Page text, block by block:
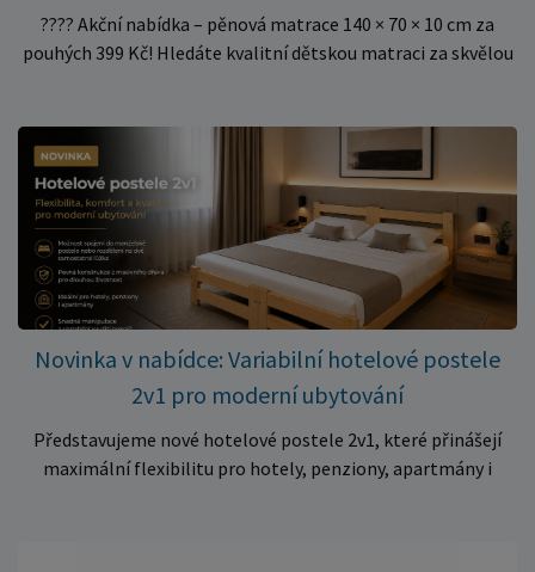
???? Akční nabídka – pěnová matrace 140 × 70 × 10 cm za
pouhých 399 Kč! Hledáte kvalitní dětskou matraci za skvělou
✅ Pohodlné pěnové jádro pro komfortní spánek dítěte ✅
Skvělá volba do dětských postýlek ✅ Výjimečně výhodná cena
– jen 399 Kč Využijte této mimořádné nabídky a pořiďte
kvalitní matraci za cenu, která patří k nejvýhodnějším na
trhu. Akce platí pouze do vyprodání zásob. Nakupujte chytře a
ušetřete!
Novinka v nabídce: Variabilní hotelové postele
2v1 pro moderní ubytování
Představujeme nové hotelové postele 2v1, které přinášejí
maximální flexibilitu pro hotely, penziony, apartmány i